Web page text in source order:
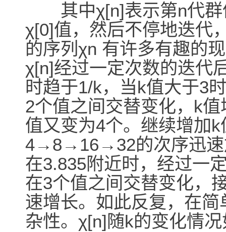
其中χ[n]表示第n代群
χ[0]值，然后不停地迭代
的序列χn 有许多有趣的
χ[n]经过一定次数的迭代
时趋于1/k，当k值大于3
2个值之间交替变化，k
值又变为4个。继续增加
4→8→16→32的次序迅速
在3.835附近时，经过一
在3个值之间交替变化
速增长。如此反复，在
杂性。χ[n]随k的变化情